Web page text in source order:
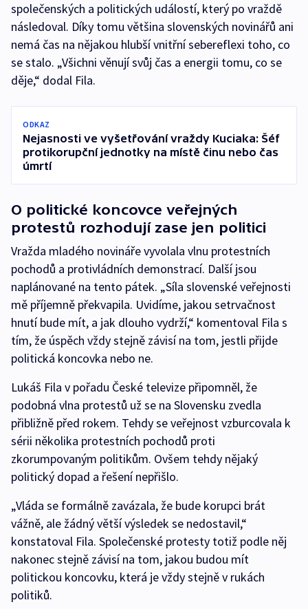
společenských a politických událostí, který po vraždě
následoval. Díky tomu většina slovenských novinářů ani
nemá čas na nějakou hlubší vnitřní sebereflexi toho, co
se stalo. „Všichni věnují svůj čas a energii tomu, co se
děje,“ dodal Fila.
ODKAZ
Nejasnosti ve vyšetřování vraždy Kuciaka: Šéf
protikorupční jednotky na místě činu nebo čas
úmrtí
O politické koncovce veřejných
protestů rozhodují zase jen politici
Vražda mladého novináře vyvolala vlnu protestních
pochodů a protivládních demonstrací. Další jsou
naplánované na tento pátek. „Síla slovenské veřejnosti
mě příjemně překvapila. Uvidíme, jakou setrvačnost
hnutí bude mít, a jak dlouho vydrží,“ komentoval Fila s
tím, že úspěch vždy stejně závisí na tom, jestli přijde
politická koncovka nebo ne.
Lukáš Fila v pořadu České televize připomněl, že
podobná vlna protestů už se na Slovensku zvedla
přibližně před rokem. Tehdy se veřejnost vzburcovala k
sérii několika protestních pochodů proti
zkorumpovaným politikům. Ovšem tehdy nějaký
politický dopad a řešení nepřišlo.
„Vláda se formálně zavázala, že bude korupci brát
vážně, ale žádný větší výsledek se nedostavil,“
konstatoval Fila. Společenské protesty totiž podle něj
nakonec stejně závisí na tom, jakou budou mít
politickou koncovku, která je vždy stejně v rukách
politiků.